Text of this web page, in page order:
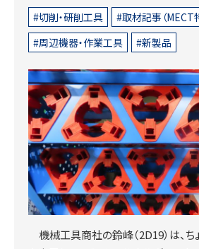
切削・研削工具
取材記事（MECT
周辺機器・作業工具
新製品
機械工具商社の鈴峰（2D19）は、